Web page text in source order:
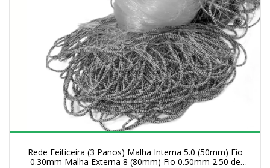
Rede Feiticeira (3 Panos) Malha Interna 5.0 (50mm) Fio
0.30mm Malha Externa 8 (80mm) Fio 0.50mm 2.50 de